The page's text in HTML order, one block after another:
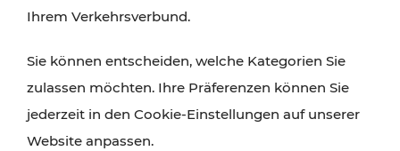
Ihrem Verkehrsverbund.
Sie können entscheiden, welche Kategorien Sie
zulassen möchten. Ihre Präferenzen können Sie
jederzeit in den Cookie-Einstellungen auf unserer
Website anpassen.